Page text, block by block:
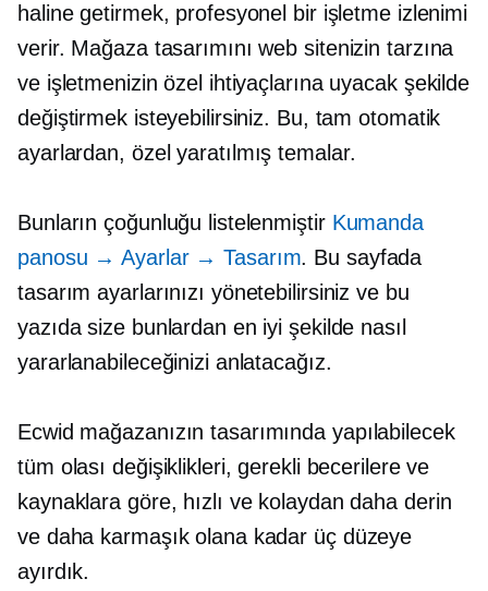
haline getirmek, profesyonel bir işletme izlenimi
verir. Mağaza tasarımını web sitenizin tarzına
ve işletmenizin özel ihtiyaçlarına uyacak şekilde
değiştirmek isteyebilirsiniz. Bu, tam otomatik
ayarlardan, özel yaratılmış temalar.
Bunların çoğunluğu listelenmiştir Kumanda
panosu → Ayarlar → Tasarım. Bu sayfada
tasarım ayarlarınızı yönetebilirsiniz ve bu
yazıda size bunlardan en iyi şekilde nasıl
yararlanabileceğinizi anlatacağız.
Ecwid mağazanızın tasarımında yapılabilecek
tüm olası değişiklikleri, gerekli becerilere ve
kaynaklara göre, hızlı ve kolaydan daha derin
ve daha karmaşık olana kadar üç düzeye
ayırdık.